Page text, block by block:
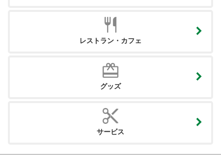
レストラン・カフェ
グッズ
サービス